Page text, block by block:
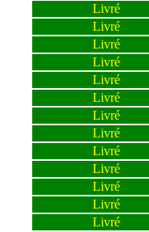
Livré
Livré
Livré
Livré
Livré
Livré
Livré
Livré
Livré
Livré
Livré
Livré
Livré